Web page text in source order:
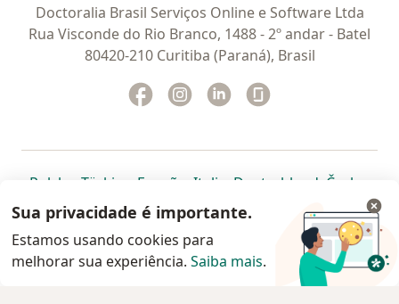
Doctoralia Brasil Serviços Online e Software Ltda
Rua Visconde do Rio Branco, 1488 - 2º andar - Batel
80420-210 Curitiba (Paraná), Brasil
Facebook
abre num novo separador
Instagram
abre num novo separador
Linkedin
abre num novo
Polska abre num novo separador
Türkiye abre num novo separador
España abre num novo separador
Italia abre num novo
Deutschlandabre num
Česko
Portugal abre num novo separador
, México abre num novo separador
, abre num novo separador
Brasil abre num novoabre num
abre
Colombia abre num novo
www.doctoralia.com.br © 2026 - Agende agora sua
Sua privacidade é importante.
Estamos usando cookies para
melhorar sua experiência. Saiba mais.